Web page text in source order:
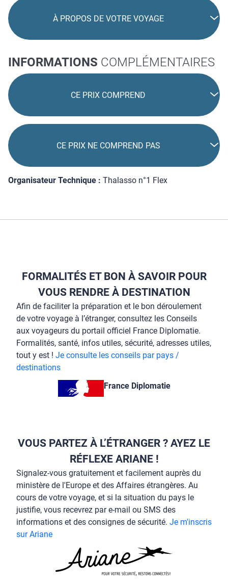
À PROPOS DE VOTRE VOYAGE
INFORMATIONS COMPLÉMENTAIRES
CE PRIX COMPREND
CE PRIX NE COMPREND PAS
Organisateur Technique : Thalasso n°1 Flex
FORMALITÉS ET BON À SAVOIR POUR
VOUS RENDRE À DESTINATION
Afin de faciliter la préparation et le bon déroulement
de votre voyage à l’étranger, consultez les Conseils
aux voyageurs du portail officiel France Diplomatie.
Formalités, santé, infos utiles, sécurité, adresses utiles,
tout y est ! Je consulte les conseils par pays /
destinations
France Diplomatie
VOUS PARTEZ À L’ÉTRANGER ? AYEZ LE
RÉFLEXE ARIANE !
Signalez-vous gratuitement et facilement auprès du
ministère de l'Europe et des Affaires étrangères. Au
cours de votre voyage, et si la situation du pays le
justifie, vous recevrez par e-mail ou SMS des
informations et des consignes de sécurité. Je m'inscris
sur Ariane